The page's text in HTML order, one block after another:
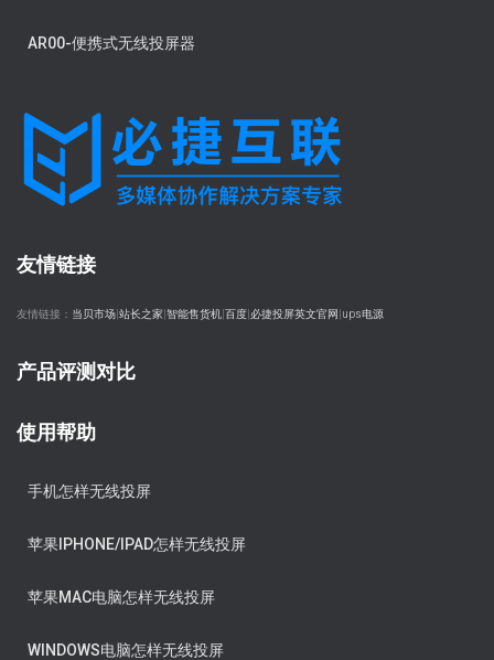
AR00-便携式无线投屏器
友情链接
友情链接： 当贝市场 站长之家 智能售货机 百度 必捷投屏英文官网 ups电源
产品评测对比
使用帮助
手机怎样无线投屏
苹果IPHONE/IPAD怎样无线投屏
苹果MAC电脑怎样无线投屏
WINDOWS电脑怎样无线投屏